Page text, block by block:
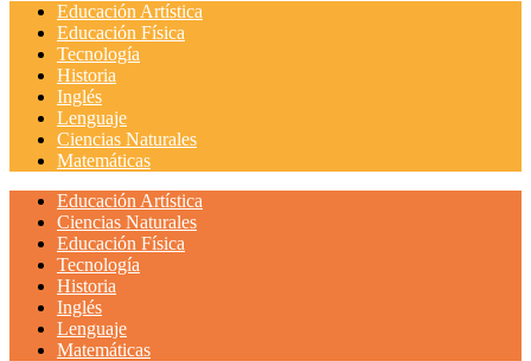
Educación Artística
Educación Física
Tecnología
Historia
Inglés
Lenguaje
Ciencias Naturales
Matemáticas
Educación Artística
Ciencias Naturales
Educación Física
Tecnología
Historia
Inglés
Lenguaje
Matemáticas